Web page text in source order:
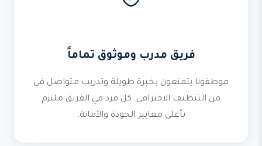
فريق مدرب وموثوق تماماً
موظفونا يتمتعون بخبرة طويلة وتدريب متواصل في
فن التنظيف الاحترافي. كل فرد في الفريق ملتزم
بأعلى معايير الجودة والأمانة.